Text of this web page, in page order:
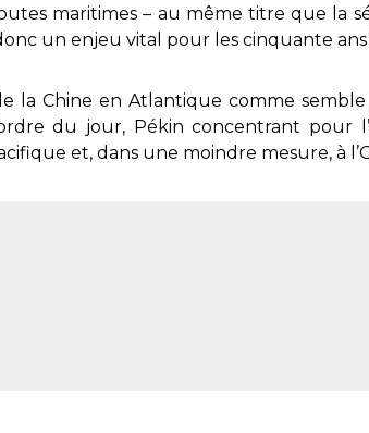
maritimes – au même titre que la
un enjeu vital pour les cinquante ans
la Chine en Atlantique comme
du jour, Pékin concentrant pour
et, dans une moindre mesure, à